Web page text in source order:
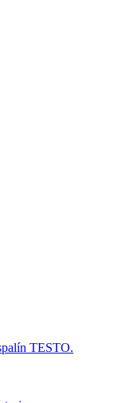
TESTO.